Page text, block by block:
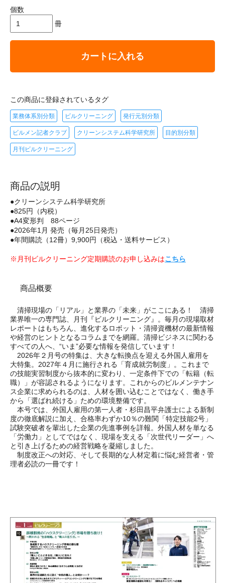
個数
冊
カートに入れる
この商品に登録されているタグ
業務体系別分類 ビルクリーニング 発行元別分類
ビルメン記者クラブ クリーンシステム科学研究所 目的別分類
月刊ビルクリーニング
商品の説明
●クリーンシステム科学研究所
●825円（内税）
●A4変形判 88ページ
●2026年1月 発売（毎月25日発売）
●年間購読（12冊）9,900円（税込・送料サービス）
※月刊ビルクリーニング定期購読のお申し込みはこちら
商品概要
清掃現場の「リアル」と業界の「未来」がここにある！ 清掃
業界唯一の専門誌、月刊『ビルクリーニング』。毎月の現場取材
レポートはもちろん、進化するロボット・清掃資機材の最新情報
や経営のヒントとなるコラムまでを網羅。清掃ビジネスに関わる
すべての人へ、“いま”必要な情報を発信しています！
2026年２月号の特集は、大きな転換点を迎える外国人雇用を
大特集。2027年４月に施行される「育成就労制度」。これまで
の技能実習制度から抜本的に変わり、一定条件下での「転籍（転
職）」が容認されるようになります。これからのビルメンテナン
ス企業に求められるのは、人材を囲い込むことではなく、働き手
から「選ばれ続ける」ための環境整備です。
本号では、外国人雇用の第一人者・杉田昌平弁護士による新制
度の徹底解説に加え、合格率わずか10％の難関「特定技能2号」
試験突破者を輩出した企業の先進事例を詳報。外国人材を単なる
「労働力」としてではなく、現場を支える「次世代リーダー」へ
と引き上げるための経営戦略を凝縮しました。
制度改正への対応、そして長期的な人材定着に悩む経営者・管
理者必読の一冊です！